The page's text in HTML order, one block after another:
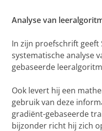
Analyse van
In zijn proefschrift geeft
systematische analyse
gebaseerde
Ook levert hij een
gebruik van deze
gradiënt-gebaseerde
bijzonder richt hij zich